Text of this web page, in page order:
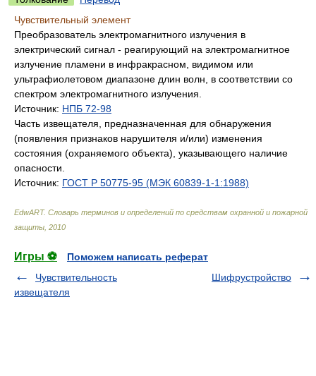
Чувствительный элемент
Преобразователь электромагнитного излучения в
электрический сигнал - реагирующий на электромагнитное
излучение пламени в инфракрасном, видимом или
ультрафиолетовом диапазоне длин волн, в соответствии со
спектром электромагнитного излучения.
Источник: НПБ 72-98
Часть извещателя, предназначенная для обнаружения
(появления признаков нарушителя и/или) изменения
состояния (охраняемого объекта), указывающего наличие
опасности.
Источник: ГОСТ Р 50775-95 (МЭК 60839-1-1:1988)
EdwART. Словарь терминов и определений по средствам охранной и пожарной
защиты 2010
Игры ⚽
Поможем написать реферат
Чувствительность
извещателя
Шифрустройство